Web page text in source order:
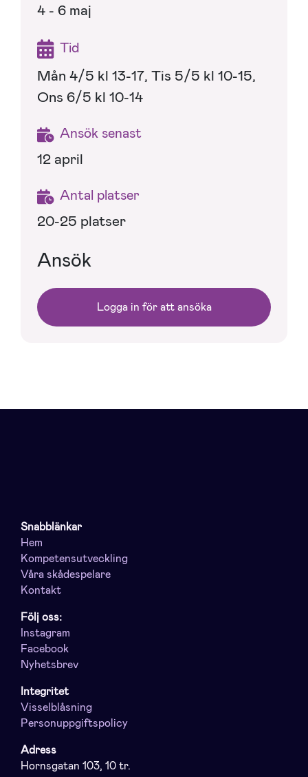
4 - 6 maj
Tid
Mån 4/5 kl 13-17, Tis 5/5 kl 10-15,
Ons 6/5 kl 10-14
Ansök senast
12 april
Antal platser
20-25 platser
Ansök
Logga in för att ansöka
Snabblänkar
Hem
Kompetensutveckling
Våra skådespelare
Kontakt
Följ oss:
Instagram
Facebook
Nyhetsbrev
Integritet
Visselblåsning
Personuppgiftspolicy
Adress
Hornsgatan 103, 10 tr.